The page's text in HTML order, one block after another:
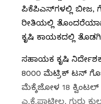
ಪಿಕೆಪಿಎಸ್‌ಗಳಲ್ಲಿ ಬೀಜ,
ರೀತಿಯಲ್ಲಿ
ಕೃಷಿ ಕಾಯಕದಲ್ಲಿ
ಸಹಾಯಕ ಕೃಷಿ
8000 ಮೆಟ್ರಿಕ್ ಟನ್
ಮೆಕ್ಕೆಜೋಳ 18 ಕ್ವಿಂಟಲ್
ಎ.ಕೆ.ಪಾಟೀಲ, ಗುರು